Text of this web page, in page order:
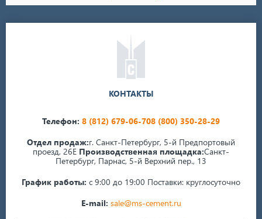
КОНТАКТЫ
Телефон: 8 (812) 679-06-708 (800) 350-28-29
Отдел продаж:г. Санкт-Петербург, 5-й Предпортовый
проезд, 26Е Производственная площадка:Санкт-
Петербург, Парнас, 5-й Верхний пер., 13
График работы: с 9:00 до 19:00 Поставки: круглосуточно
E-mail: sale@ms-cement.ru